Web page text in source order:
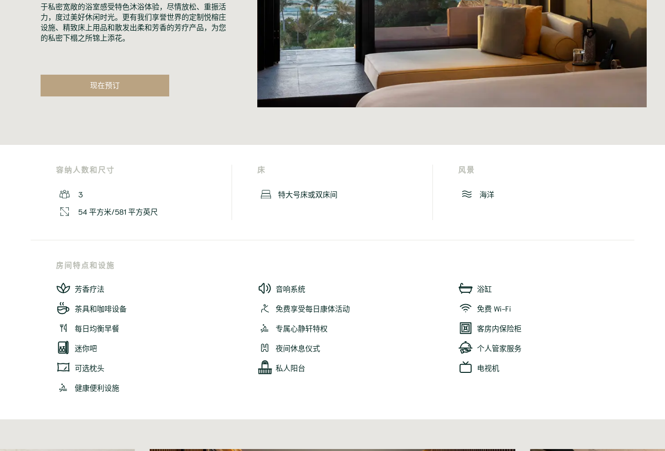
于私密宽敞的浴室感受特色沐浴体验，尽情放松、重振活
力，度过美好休闲时光。更有我们享誉世界的定制悦榕庄
设施、精致床上用品和散发出柔和芳香的芳疗产品，为您
的私密下榻之所锦上添花。
现在预订
容纳人数和尺寸
3
54 平方米/581 平方英尺
床
特大号床或双床间
风景
海洋
房间特点和设施
芳香疗法 音响系统
浴缸
茶具和咖啡设备
免费享受每日康体活动
免费 Wi-Fi
每日均衡早餐
专属心静轩特权
客房内保险柜
迷你吧
夜间休息仪式
个人管家服务
可选枕头
私人阳台
电视机
健康便利设施